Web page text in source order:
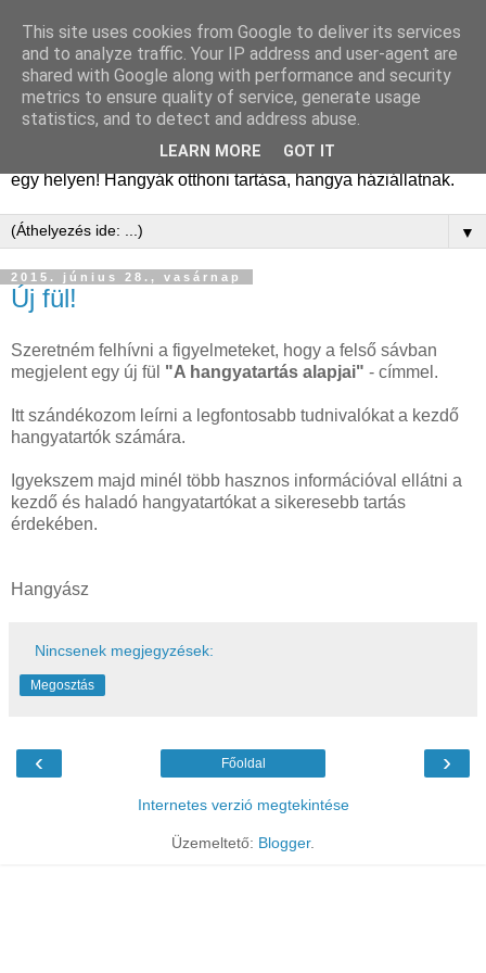
Hangyafarm
Hangyatartás gyakorlati tapasztalatok, hangyafarm
alapítástól a kifejlett kolóniákig. Tanácsok, megfigyelések,
kolóniatörténetek, fajismertetők. A hangyászásról minden
egy helyen! Hangyák otthoni tartása, hangya háziállatnak.
▼
2015. június 28., vasárnap
Új fül!
Szeretném felhívni a figyelmeteket, hogy a felső sávban
megjelent egy új fül "A hangyatartás alapjai" - címmel.
Itt szándékozom leírni a legfontosabb tudnivalókat a kezdő
hangyatartók számára.
Igyekszem majd minél több hasznos információval ellátni a
kezdő és haladó hangyatartókat a sikeresebb tartás
érdekében.
Hangyász
Nincsenek megjegyzések:
Megosztás
‹ ›
Főoldal
Internetes verzió megtekintése
Üzemeltető: Blogger.
This site uses cookies from Google to deliver its services
and to analyze traffic. Your IP address and user-agent are
shared with Google along with performance and security
metrics to ensure quality of service, generate usage
statistics, and to detect and address abuse.
LEARN MORE GOT IT